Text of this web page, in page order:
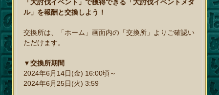
「大討伐イベント」で獲得できる「大討伐イベントメダ
ル」を報酬と交換しよう！
交換所は、「ホーム」画面内の「交換所」よりご確認い
ただけます。
▼交換所期間
2024年6月14日(金) 16:00頃～
2024年6月25日(火) 3:59